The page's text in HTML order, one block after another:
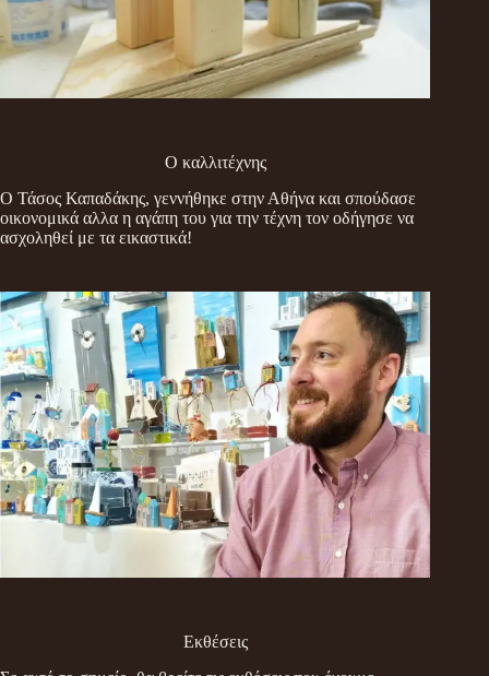
Ο καλλιτέχνης
Ο Τάσος Καπαδάκης, γεννήθηκε στην Αθήνα και σπούδασε
οικονομικά αλλα η αγάπη του για την τέχνη τον οδήγησε να
ασχοληθεί με τα εικαστικά!
Εκθέσεις